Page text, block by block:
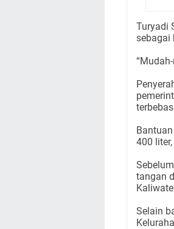
Turyadi
sebagai
400
tangan
Selain